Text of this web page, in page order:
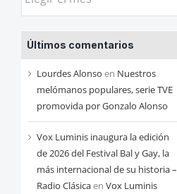
entradas
de
cada
mes
Últimos comentarios
Lourdes Alonso en Nuestros
melómanos populares, serie TVE
promovida por Gonzalo Alonso
Vox Luminis inaugura la edición
de 2026 del Festival Bal y Gay, la
más internacional de su historia –
Radio Clásicaen Vox Luminis